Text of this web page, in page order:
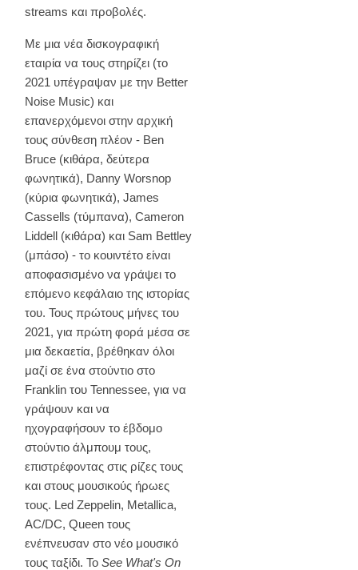
streams και προβολές.
Με μια νέα δισκογραφική
εταιρία να τους στηρίζει (το
2021 υπέγραψαν με την Better
Noise Music) και
επανερχόμενοι στην αρχική
τους σύνθεση πλέον - Ben
Bruce (κιθάρα, δεύτερα
φωνητικά), Danny Worsnop
(κύρια φωνητικά), James
Cassells (τύμπανα), Cameron
Liddell (κιθάρα) και Sam Bettley
(μπάσο) - το κουιντέτο είναι
αποφασισμένο να γράψει το
επόμενο κεφάλαιο της ιστορίας
του. Τους πρώτους μήνες του
2021, για πρώτη φορά μέσα σε
μια δεκαετία, βρέθηκαν όλοι
μαζί σε ένα στούντιο στο
Franklin του Tennessee, για να
γράψουν και να
ηχογραφήσουν το έβδομο
στούντιο άλμπουμ τους,
επιστρέφοντας στις ρίζες τους
και στους μουσικούς ήρωες
τους. Led Zeppelin, Metallica,
AC/DC, Queen τους
ενέπνευσαν στο νέο μουσικό
τους ταξίδι. Το See What's On